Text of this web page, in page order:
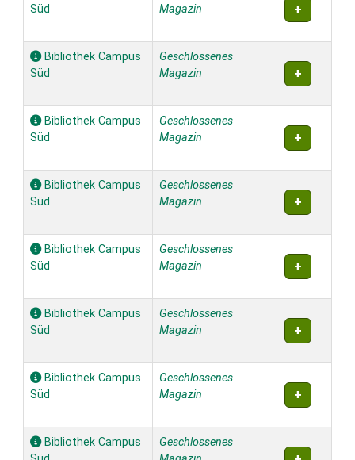
Süd
Magazin
Bibliothek Campus
Süd
Geschlossenes
Magazin
Bibliothek Campus
Süd
Geschlossenes
Magazin
Bibliothek Campus
Süd
Geschlossenes
Magazin
Bibliothek Campus
Süd
Geschlossenes
Magazin
Bibliothek Campus
Süd
Geschlossenes
Magazin
Bibliothek Campus
Süd
Geschlossenes
Magazin
Bibliothek Campus
Geschlossenes